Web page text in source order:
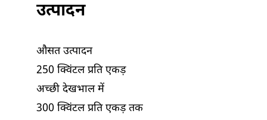
उत्पादन
औसत उत्पादन
250 क्विंटल प्रति एकड़
अच्छी देखभाल में
300 क्विंटल प्रति एकड़ तक